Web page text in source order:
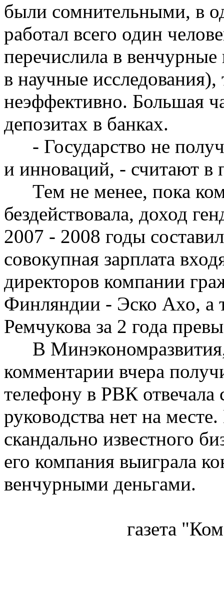
были сомнительными, в
работал всего один
перечислила в
в научные исследования),
неэффективно. Большая
депозитах в банках.
- Государство не
и инноваций, - считают в
Тем не менее, пока
бездействовала, доход
2007 - 2008 годы
совокупная зарплата
директоров компании
Финляндии - Эско Ахо, а
Ремчукова за 2 года
В
комментарии вчера
телефону в РВК отвечала
руководства нет на
скандально известного
его компания выиграла
венчурными деньгами.
газета "